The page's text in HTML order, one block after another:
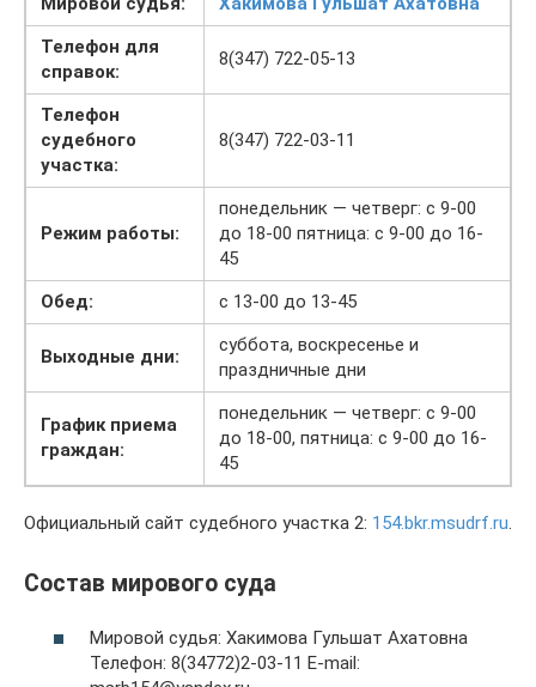
Телефон для
справок:
8(347) 722-05-13
Телефон
судебного
участка:
8(347) 722-03-11
Режим работы:
понедельник — четверг: с 9-00
до 18-00 пятница: с 9-00 до 16-
45
Обед:
с 13-00 до 13-45
Выходные дни:
суббота, воскресенье и
праздничные дни
График приема
граждан:
понедельник — четверг: с 9-00
до 18-00, пятница: с 9-00 до 16-
45
Официальный сайт судебного участка 2: 154.bkr.msudrf.ru
Состав мирового суда
Мировой судья: Хакимова Гульшат Ахатовна
Телефон: 8(34772)2-03-11 E-mail: